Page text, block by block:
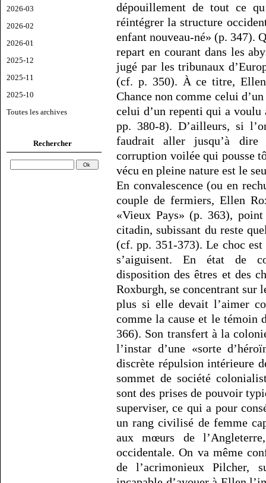
2026-03
2026-02
2026-01
2025-12
2025-11
2025-10
Toutes les archives
Rechercher
dépouillement de tout ce
réintégrer la structure
enfant nouveau-né» (p. 347).
repart en courant dans les
jugé par les tribunaux
(cf. p. 350). À ce titre, Ellen
Chance non comme celui
celui d’un repenti qui a
pp. 380-8). D’ailleurs, si
faudrait aller jusqu’à dire
corruption voilée qui pousse
vécu en pleine nature est le
En convalescence (ou en
couple de fermiers, Ellen
«Vieux Pays» (p. 363),
citadin, subissant du reste
(cf. pp. 351-373). Le choc
s’aiguisent. En état de
disposition des êtres et des
Roxburgh, se concentrant sur
plus si elle devait l’aimer
comme la cause et le témoin
366). Son transfert à la
l’instar d’une «sorte
discrète répulsion intérieure
sommet de société
sont des prises de pouvoir
superviser, ce qui a pour
un rang civilisé de femme
aux mœurs de
occidentale. On va même
de l’acrimonieux Pilcher,